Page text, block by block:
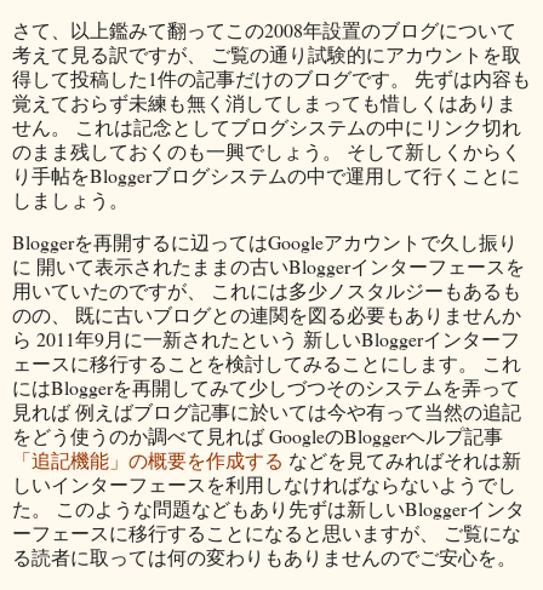
さて、以上鑑みて翻ってこの2008年設置のブログについて
考えて見る訳ですが、 ご覧の通り試験的にアカウントを取
得して投稿した1件の記事だけのブログです。 先ずは内容も
覚えておらず未練も無く消してしまっても惜しくはありま
せん。 これは記念としてブログシステムの中にリンク切れ
のまま残しておくのも一興でしょう。 そして新しくからく
り手帖をBloggerブログシステムの中で運用して行くことに
しましょう。
Bloggerを再開するに辺ってはGoogleアカウントで久し振り
に 開いて表示されたままの古いBloggerインターフェースを
用いていたのですが、 これには多少ノスタルジーもあるも
のの、 既に古いブログとの連関を図る必要もありませんか
ら 2011年9月に一新されたという 新しいBloggerインターフ
ェースに移行することを検討してみることにします。 これ
にはBloggerを再開してみて少しづつそのシステムを弄って
見れば 例えばブログ記事に於いては今や有って当然の追記
をどう使うのか調べて見れば GoogleのBloggerヘルプ記事
「追記機能」の概要を作成する などを見てみればそれは新
しいインターフェースを利用しなければならないようでし
た。 このような問題などもあり先ずは新しいBloggerインタ
ーフェースに移行することになると思いますが、 ご覧にな
る読者に取っては何の変わりもありませんのでご安心を。